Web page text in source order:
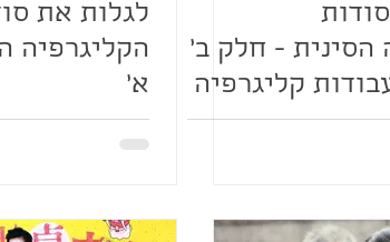
הסינית - חלק ב'
קליגרפיה
לגלות את
הקליגרפיה
א'